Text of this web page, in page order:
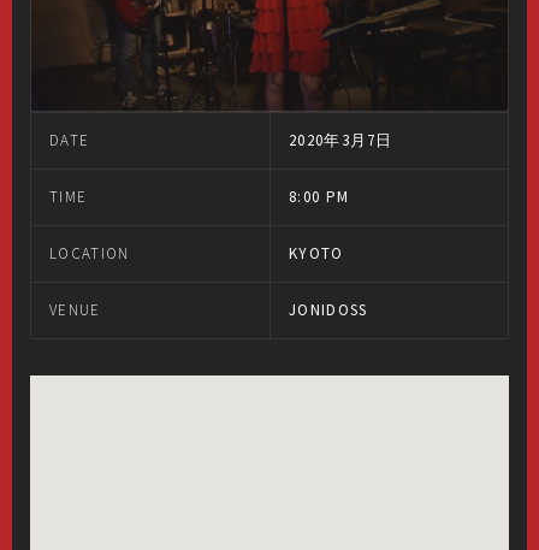
DATE 2020年3月7日
TIME 8:00 PM
LOCATION KYOTO
VENUE JONIDOSS